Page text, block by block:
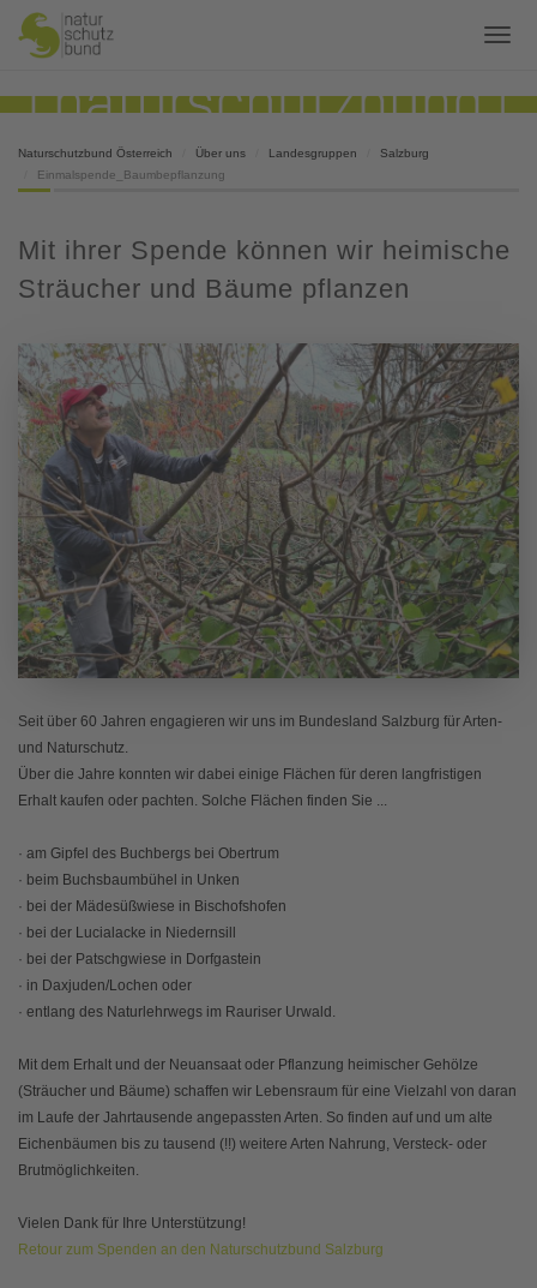
Naturschutzbund Österreich Über uns Landesgruppen
Salzburg
Einmalspende_Baumbepflanzung
Mit ihrer Spende können wir heimische
Sträucher und Bäume pflanzen
Seit über 60 Jahren engagieren wir uns im Bundesland Salzburg für Arten-
und Naturschutz.
Über die Jahre konnten wir dabei einige Flächen für deren langfristigen
Erhalt kaufen oder pachten. Solche Flächen finden Sie ...
· am Gipfel des Buchbergs bei Obertrum
· beim Buchsbaumbühel in Unken
· bei der Mädesüßwiese in Bischofshofen
· bei der Lucialacke in Niedernsill
· bei der Patschgwiese in Dorfgastein
· in Daxjuden/Lochen oder
· entlang des Naturlehrwegs im Rauriser Urwald.
Mit dem Erhalt und der Neuansaat oder Pflanzung heimischer Gehölze
(Sträucher und Bäume) schaffen wir Lebensraum für eine Vielzahl von daran
im Laufe der Jahrtausende angepassten Arten. So finden auf und um alte
Eichenbäumen bis zu tausend (!!) weitere Arten Nahrung, Versteck- oder
Brutmöglichkeiten.
Vielen Dank für Ihre Unterstützung!
Retour zum Spenden an den Naturschutzbund Salzburg